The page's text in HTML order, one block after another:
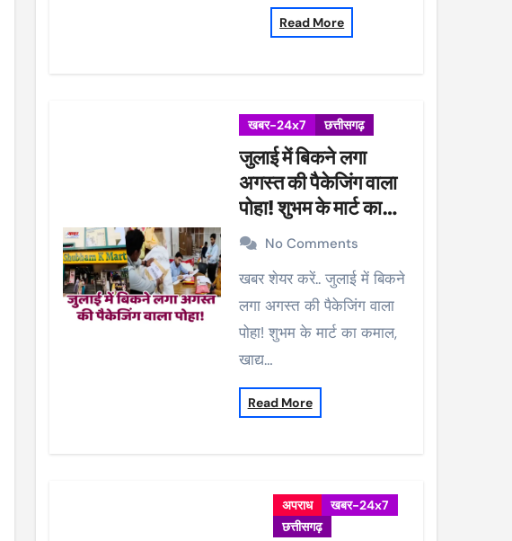
Read More
खबर-24x7 छत्तीसगढ़
जुलाई में बिकने लगा
अगस्त की पैकेजिंग वाला
पोहा! शुभम के मार्ट का
कमाल, खाद्य विभाग ने की
कार्रवाई, 38 पैकेट सीज
No Comments
खबर शेयर करें.. जुलाई में बिकने
लगा अगस्त की पैकेजिंग वाला
पोहा! शुभम के मार्ट का कमाल,
खाद्य…
Read More
अपराध
खबर-24x7
छत्तीसगढ़